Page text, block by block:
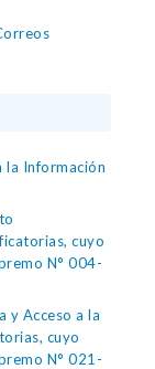
la Información
cuyo
N° 004-
y Acceso a la
cuyo
N° 021-